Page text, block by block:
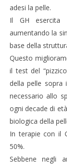
adesi la pelle.
Il GH esercita
aumentando la
base della
Questo
il test del
della pelle
necessario allo
ogni decade di
biologica della
In terapie con il
50%.
Sebbene negli